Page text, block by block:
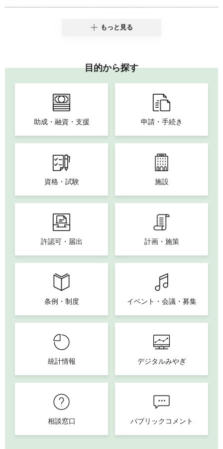
もっと見る
目的から探す
助成・融資・支援 申請・手続き
資格・試験 施設
許認可・届出 計画・施策
条例・制度 イベント・会議・募集
統計情報 デジタルみやぎ
相談窓口 パブリックコメント